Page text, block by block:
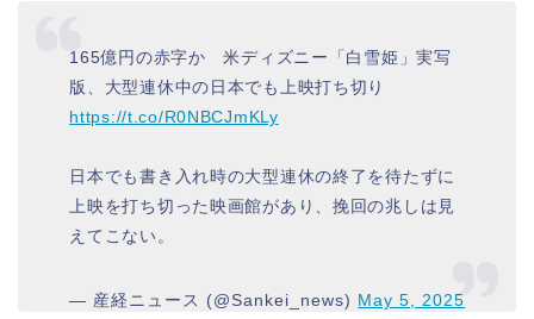
165億円の赤字か 米ディズニー「白雪姫」実写
版、大型連休中の日本でも上映打ち切り
https://t.co/R0NBCJmKLy
日本でも書き入れ時の大型連休の終了を待たずに
上映を打ち切った映画館があり、挽回の兆しは見
えてこない。
— 産経ニュース (@Sankei_news) May 5, 2025